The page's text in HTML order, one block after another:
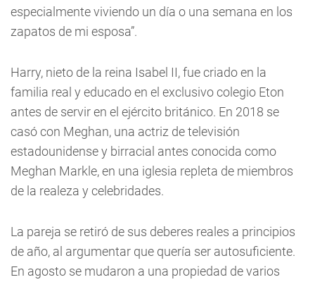
especialmente viviendo un día o una semana en los
zapatos de mi esposa”.
Harry, nieto de la reina Isabel II, fue criado en la
familia real y educado en el exclusivo colegio Eton
antes de servir en el ejército británico. En 2018 se
casó con Meghan, una actriz de televisión
estadounidense y birracial antes conocida como
Meghan Markle, en una iglesia repleta de miembros
de la realeza y celebridades.
La pareja se retiró de sus deberes reales a principios
de año, al argumentar que quería ser autosuficiente.
En agosto se mudaron a una propiedad de varios